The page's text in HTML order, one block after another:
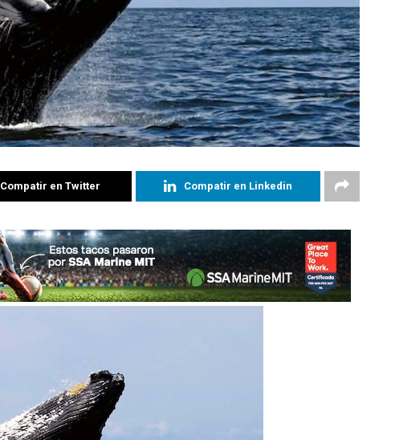
Compatir en Twitter Compatir en Linkedin